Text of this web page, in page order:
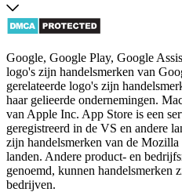
Google, Google Play, Google
logo's zijn handelsmerken van
gerelateerde logo's zijn
haar gelieerde ondernemingen.
van Apple Inc. App Store is een
geregistreerd in de VS en andere
zijn handelsmerken van de
landen. Andere product- en
genoemd, kunnen handelsmerken
bedrijven.